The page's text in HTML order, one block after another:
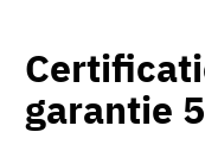
garantie